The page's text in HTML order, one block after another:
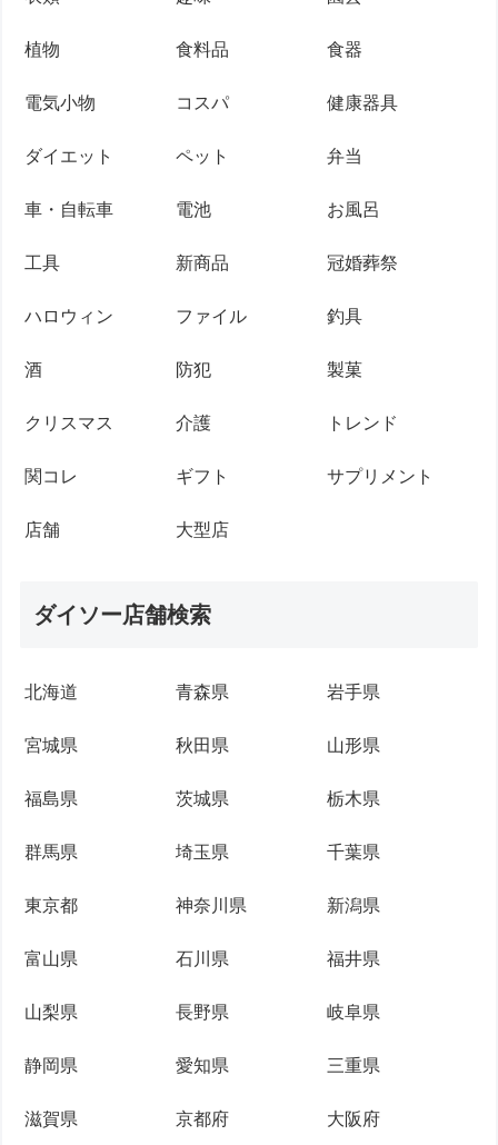
植物 食料品 食器
電気小物 コスパ 健康器具
ダイエット ペット 弁当
車・自転車 電池 お風呂
工具 新商品 冠婚葬祭
ハロウィン ファイル 釣具
酒 防犯 製菓
クリスマス 介護 トレンド
関コレ ギフト サプリメント
店舗 大型店
ダイソー店舗検索
北海道 青森県 岩手県
宮城県 秋田県 山形県
福島県 茨城県 栃木県
群馬県 埼玉県 千葉県
東京都 神奈川県 新潟県
富山県 石川県 福井県
山梨県 長野県 岐阜県
静岡県 愛知県 三重県
滋賀県 京都府 大阪府